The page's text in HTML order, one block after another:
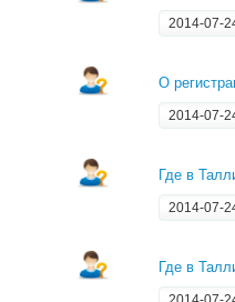
2014-07-
О
2014-07-
Где в
2014-07-
Где в